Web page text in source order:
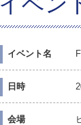
イベント名
日時
会場